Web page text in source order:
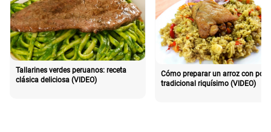
Tallarines verdes peruanos: receta
clásica deliciosa (VIDEO)
Cómo preparar un arroz con pollo
tradicional riquísimo (VIDEO)